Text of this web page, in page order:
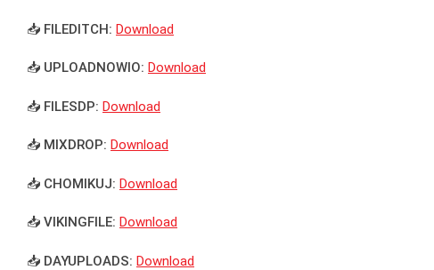
📥 FILEDITCH: Download
📥 UPLOADNOWIO: Download
📥 FILESDP: Download
📥 MIXDROP: Download
📥 CHOMIKUJ: Download
📥 VIKINGFILE: Download
📥 DAYUPLOADS: Download